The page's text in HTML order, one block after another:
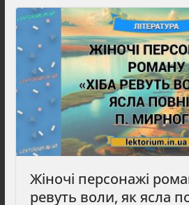
Жіночі персонажі
ревуть воли, як ясла